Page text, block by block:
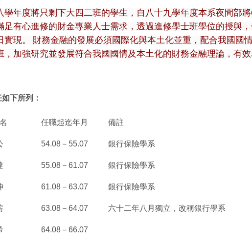
年度將只剩下大四二班的學生，自八十九學年度本系夜間部
有心進修的財金專業人士需求，透過進修學士班學位的授與
現。
財務金融的發展必須國際化與本土化並重，配合我國國
加強研究並發展符合我國國情及本土化的財務金融理論，有效
下所列：
任職起迄年月 備註
54.08－55.07 銀行保險學系
55.08－61.07 銀行保險學系
61.08－63.07 銀行保險學系
63.08－64.07 六十二年八月獨立，改稱銀行學系
64.08－66.07